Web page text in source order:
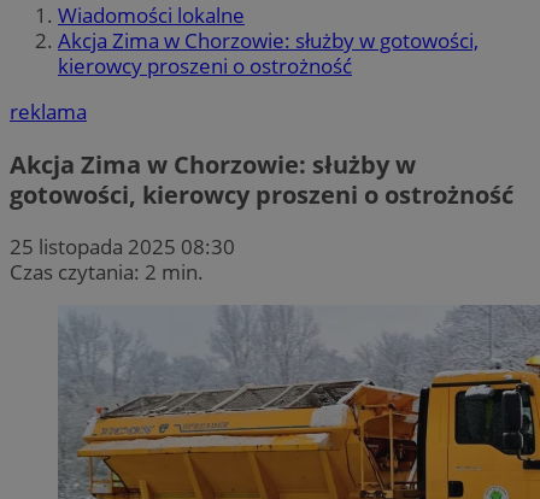
Wiadomości lokalne
Akcja Zima w Chorzowie: służby w gotowości,
kierowcy proszeni o ostrożność
reklama
Akcja Zima w Chorzowie: służby w
gotowości, kierowcy proszeni o ostrożność
25 listopada 2025 08:30
Czas czytania: 2 min.